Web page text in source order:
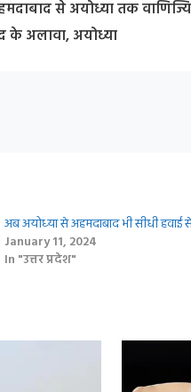
से अयोध्या तक
के अलावा, अयोध्या
अब अयोध्‍या से अहमदाबाद भी सीधी हवाई
January 11, 2024
In "उत्तर प्रदेश"